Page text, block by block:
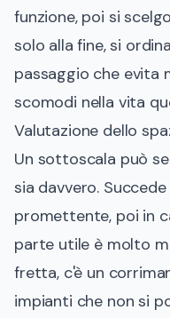
funzione, poi si
solo alla fine, si
passaggio che evita
scomodi nella vita
Valutazione dello
Un sottoscala può
sia davvero.
promettente, poi in
parte utile è molto
fretta, c'è un
impianti che non si